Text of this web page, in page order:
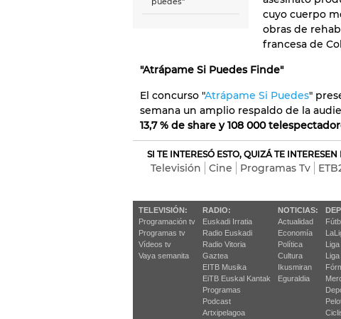
cuyo cuerpo
obras de
francesa de
"Atrápame Si Puedes Finde"
El concurso "Atrápame Si Puedes"
semana un amplio respaldo de la
13,7 % de share y 108 000
SI TE INTERESÓ ESTO, QUIZÁ TE INTERESEN
Televisión Cine Programas Tv
TELEVISIÓN:
Programación tv
Programas tv
Vídeos tv
Vaya semanita
RADIO:
Euskadi Irratia
Radio Euskadi
Radio Vitoria
Gaztea
EITB Musika
EiTB Euskal Kantak
Programas
Podcast
Artxipelagoa
NOTICIAS:
Actualidad
Economía
Política
Cultura
Ikusmiran
Eguraldia